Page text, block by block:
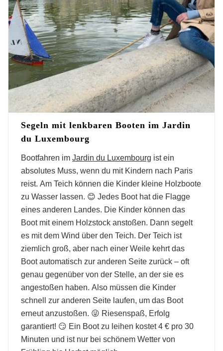
Aktivitäten und Tipps
Segeln mit lenkbaren Booten im Jardin
du Luxembourg
Bootfahren im Jardin du Luxembourg ist ein
absolutes Muss, wenn du mit Kindern nach Paris
reist. Am Teich können die Kinder kleine Holzboote
zu Wasser lassen. 😊 Jedes Boot hat die Flagge
eines anderen Landes. Die Kinder können das
Boot mit einem Holzstock anstoßen. Dann segelt
es mit dem Wind über den Teich. Der Teich ist
ziemlich groß, aber nach einer Weile kehrt das
Boot automatisch zur anderen Seite zurück – oft
genau gegenüber von der Stelle, an der sie es
angestoßen haben. Also müssen die Kinder
schnell zur anderen Seite laufen, um das Boot
erneut anzustoßen. 😜 Riesenspaß, Erfolg
garantiert! 😏 Ein Boot zu leihen kostet 4 € pro 30
Minuten und ist nur bei schönem Wetter von